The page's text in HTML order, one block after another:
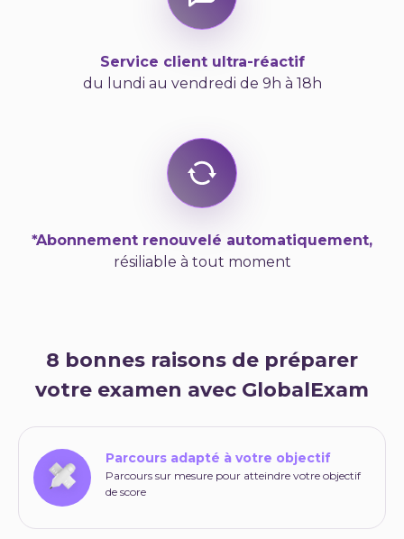
Service client ultra-réactif
du lundi au vendredi de 9h à 18h
*Abonnement renouvelé automatiquement,
résiliable à tout moment
8 bonnes raisons de préparer
votre examen avec GlobalExam
Parcours adapté à votre objectif
Parcours sur mesure pour atteindre votre objectif
de score